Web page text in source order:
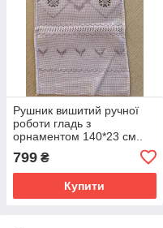
Рушник вишитий ручної
роботи гладь з
орнаментом 140*23 см..
799 ₴
Купити